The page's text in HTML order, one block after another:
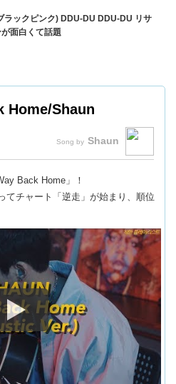
ラックピンク) DDU-DU DDU-DU リサ
面白くて話題
Home/Shaun
Shaun
Back Home」！
てチャート「逆走」が始まり、順位